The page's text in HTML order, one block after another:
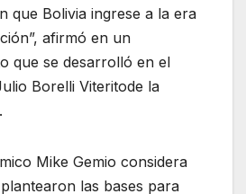
que Bolivia ingrese a la era
afirmó en un
que se desarrolló en el
Borelli Viteritode la
Mike Gemio considera
las bases para